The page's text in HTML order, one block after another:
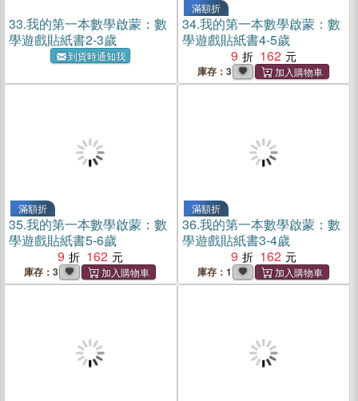
33.我的第一本數學啟蒙：數
學遊戲貼紙書2-3歲
到貨時通知我
滿額折
34.我的第一本數學啟蒙：數
學遊戲貼紙書4-5歲
9
162
庫存：3
滿額折
35.我的第一本數學啟蒙：數
學遊戲貼紙書5-6歲
9
162
庫存：3
滿額折
36.我的第一本數學啟蒙：數
學遊戲貼紙書3-4歲
9
162
庫存：1